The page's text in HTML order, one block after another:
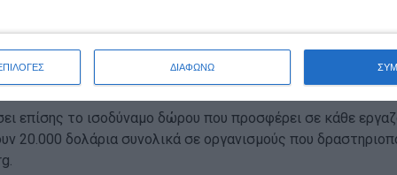
ΔΙΑΦΩΝΩ
εμφανίζονται στους Google Ads λογαριασμούς τους και
θα απαλλαχθούν από ένα μέρος του κόστους που
σε πιστώσεις του Google Cloud για ακαδημαϊκά ιδρύματα
για να προσεγγίσουν πιθανές θεραπείες και εμβόλια, να
επίσης το ισοδύναμο δώρου που προσφέρει σε κάθε
20.000 δολάρια συνολικά σε οργανισμούς που